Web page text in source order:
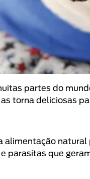
partes do
torna deliciosas
alimentação
parasitas que